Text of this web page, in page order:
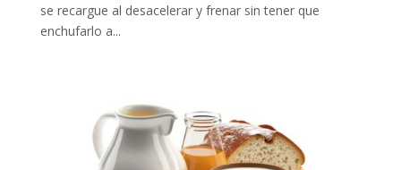
se recargue al desacelerar y frenar sin tener que
enchufarlo a...